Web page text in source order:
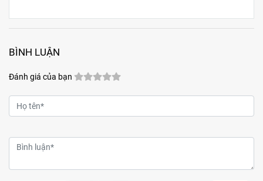
khu đô thị mới, khu biệt thự cao cấp và cụm văn phòng ở những
đồng bộ đang tạo ra biên độ tăng giá và tiềm năng khai thác
cho thuê bền vững cho các loại hình bất động sản này.
BÌNH LUẬN
Đánh giá của bạn